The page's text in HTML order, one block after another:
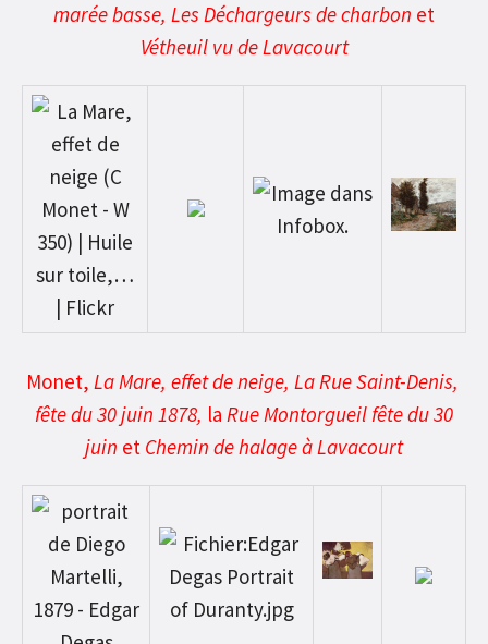
marée basse, Les Déchargeurs de charbon et
Vétheuil vu de Lavacourt
Monet, La Mare, effet de neige, La Rue Saint-Denis,
fête du 30 juin 1878, la Rue Montorgueil fête du 30
juin et Chemin de halage à Lavacourt